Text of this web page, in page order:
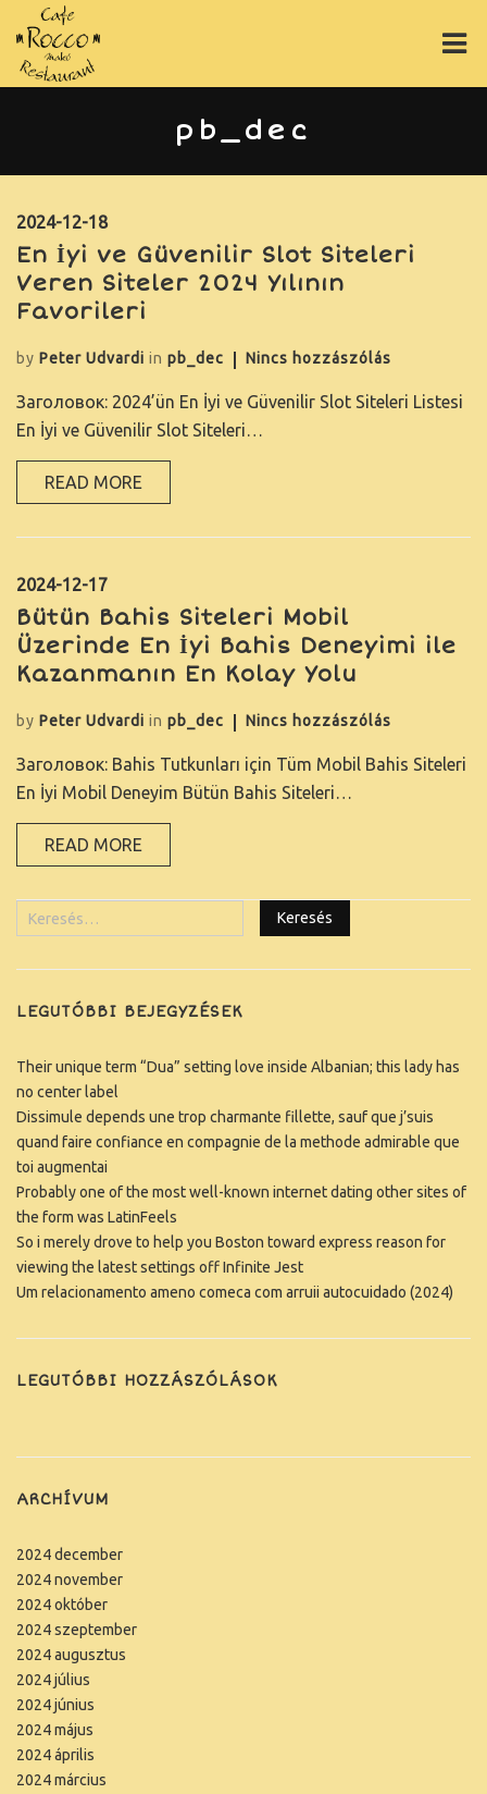
PIZZÁK
ONLINE RENDELÉS
RÓLUNK
GY.I.K.
GALÉRIA
pb_dec
2024-12-18
En İyi ve Güvenilir Slot Siteleri
Veren Siteler 2024 Yılının
Favorileri
by Peter Udvardi in pb_dec Nincs hozzászólás
Заголовок: 2024’ün En İyi ve Güvenilir Slot Siteleri Listesi
En İyi ve Güvenilir Slot Siteleri…
READ MORE
2024-12-17
Bütün Bahis Siteleri Mobil
Üzerinde En İyi Bahis Deneyimi ile
Kazanmanın En Kolay Yolu
by Peter Udvardi in pb_dec Nincs hozzászólás
Заголовок: Bahis Tutkunları için Tüm Mobil Bahis Siteleri
En İyi Mobil Deneyim Bütün Bahis Siteleri…
READ MORE
LEGUTÓBBI BEJEGYZÉSEK
Their unique term “Dua” setting love inside Albanian; this lady has
no center label
Dissimule depends une trop charmante fillette, sauf que j’suis
quand faire confiance en compagnie de la methode admirable que
toi augmentai
Probably one of the most well-known internet dating other sites of
the form was LatinFeels
So i merely drove to help you Boston toward express reason for
viewing the latest settings off Infinite Jest
Um relacionamento ameno comeca com arruii autocuidado (2024)
LEGUTÓBBI HOZZÁSZÓLÁSOK
ARCHÍVUM
2024 december
2024 november
2024 október
2024 szeptember
2024 augusztus
2024 július
2024 június
2024 május
2024 április
2024 március